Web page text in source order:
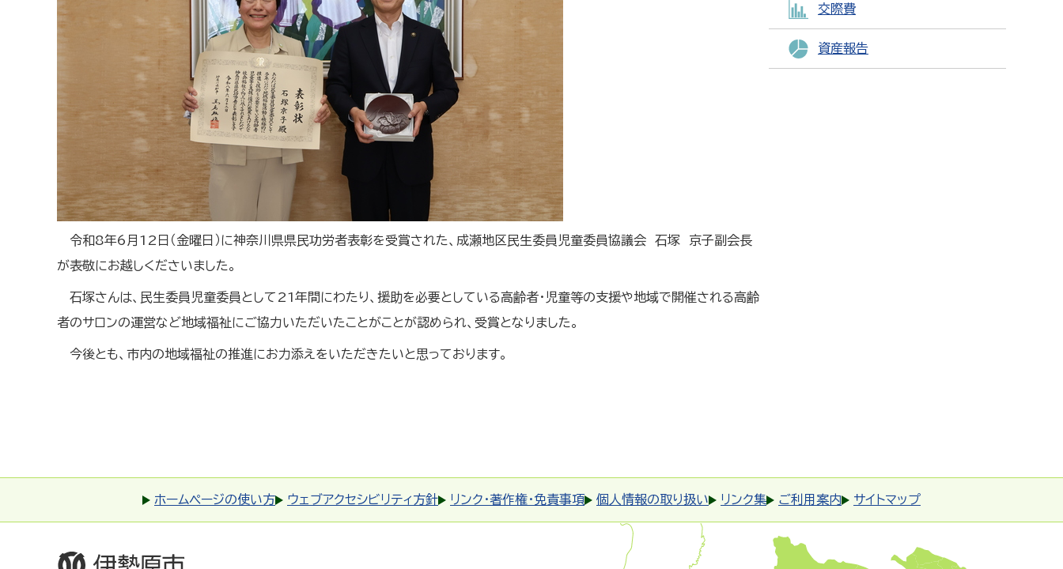
令和8年6月12日（金曜日）に神奈川県県民功労者表彰を受賞された、成瀬地区民生委員児童委員協議会 石塚 京子副会長
が表敬にお越しくださいました。
石塚さんは、民生委員児童委員として21年間にわたり、援助を必要としている高齢者・児童等の支援や地域で開催される高齢
者のサロンの運営など地域福祉にご協力いただいたことがことが認められ、受賞となりました。
今後とも、市内の地域福祉の推進にお力添えをいただきたいと思っております。
交際費
資産報告
ホームページの使い方 ウェブアクセシビリティ方針 リンク・著作権・免責事項 個人情報の取り扱い リンク集 ご利用案内 サイトマップ